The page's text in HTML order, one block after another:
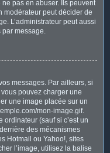
pas en abuser. Ils peuvent
modérateur peut décider de
L’administrateur peut aussi
par message.
messages. Par ailleurs, si
pouvez charger une
une image placée sur un
mon-image.gif.
(sauf si c’est un
des mécanismes
Hotmail ou Yahoo!, sites
l’image, utilisez la balise